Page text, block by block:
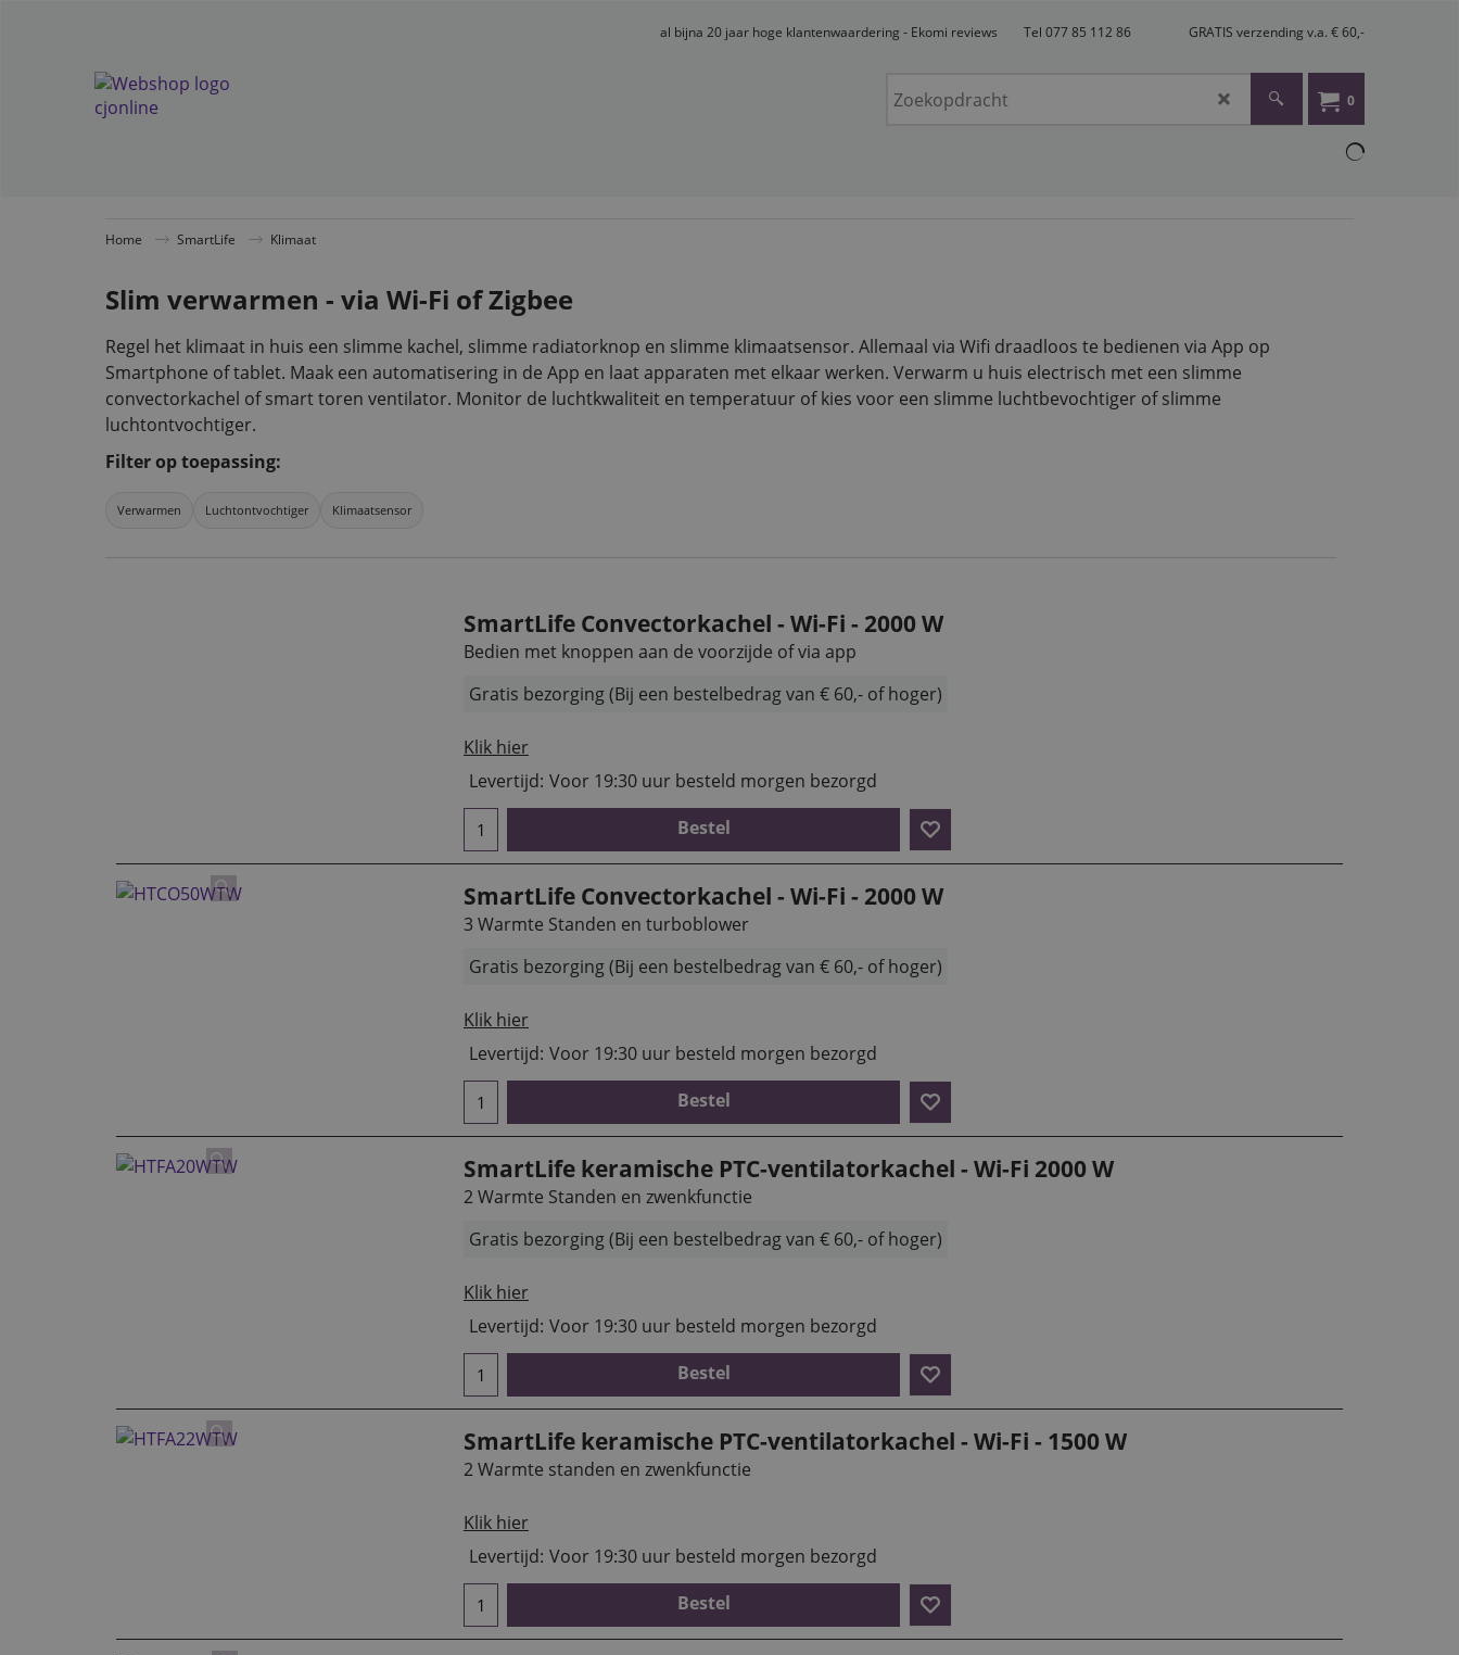
al bijna 20 jaar hoge klantenwaardering - Ekomi reviews Tel 077 85 112 86 GRATIS verzending v.a. € 60,-
0
Home SmartLife Klimaat
Slim verwarmen - via Wi-Fi of Zigbee
Regel het klimaat in huis een slimme kachel, slimme radiatorknop en slimme klimaatsensor. Allemaal via Wifi draadloos te bedienen via App op
Smartphone of tablet. Maak een automatisering in de App en laat apparaten met elkaar werken. Verwarm u huis electrisch met een slimme
convectorkachel of smart toren ventilator. Monitor de luchtkwaliteit en temperatuur of kies voor een slimme luchtbevochtiger of slimme
luchtontvochtiger.
Filter op toepassing:
Verwarmen Luchtontvochtiger Klimaatsensor
SmartLife Convectorkachel - Wi-Fi - 2000 W
Bedien met knoppen aan de voorzijde of via app
Gratis bezorging (Bij een bestelbedrag van € 60,- of hoger)
Klik hier
Levertijd: Voor 19:30 uur besteld morgen bezorgd
Bestel
SmartLife Convectorkachel - Wi-Fi - 2000 W
3 Warmte Standen en turboblower
Gratis bezorging (Bij een bestelbedrag van € 60,- of hoger)
Klik hier
Levertijd: Voor 19:30 uur besteld morgen bezorgd
Bestel
SmartLife keramische PTC-ventilatorkachel - Wi-Fi 2000 W
2 Warmte Standen en zwenkfunctie
Gratis bezorging (Bij een bestelbedrag van € 60,- of hoger)
Klik hier
Levertijd: Voor 19:30 uur besteld morgen bezorgd
Bestel
SmartLife keramische PTC-ventilatorkachel - Wi-Fi - 1500 W
2 Warmte standen en zwenkfunctie
Klik hier
Levertijd: Voor 19:30 uur besteld morgen bezorgd
Bestel